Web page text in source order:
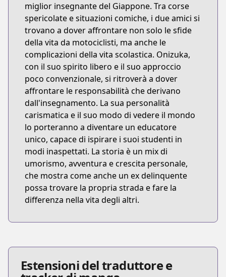
miglior insegnante del Giappone. Tra corse
spericolate e situazioni comiche, i due amici si
trovano a dover affrontare non solo le sfide
della vita da motociclisti, ma anche le
complicazioni della vita scolastica. Onizuka,
con il suo spirito libero e il suo approccio
poco convenzionale, si ritroverà a dover
affrontare le responsabilità che derivano
dall'insegnamento. La sua personalità
carismatica e il suo modo di vedere il mondo
lo porteranno a diventare un educatore
unico, capace di ispirare i suoi studenti in
modi inaspettati. La storia è un mix di
umorismo, avventura e crescita personale,
che mostra come anche un ex delinquente
possa trovare la propria strada e fare la
differenza nella vita degli altri.
Estensioni del traduttore e